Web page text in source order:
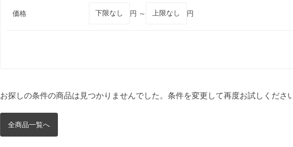
価格 円 ～ 円
お探しの条件の商品は見つかりませんでした。条件を変更して再度お試しください
全商品一覧へ